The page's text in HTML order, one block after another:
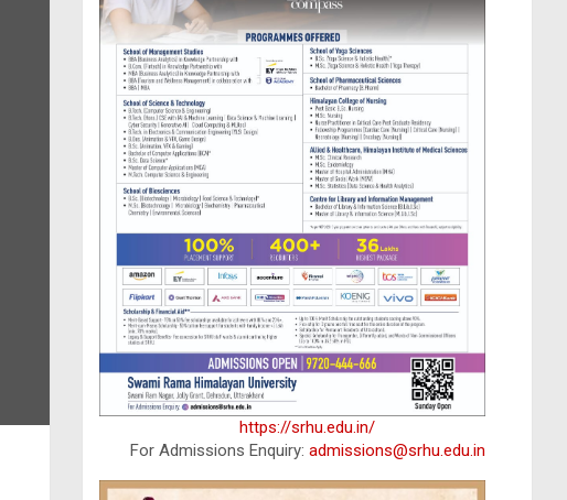
https://srhu.edu.in/
For Admissions Enquiry: admissions@srhu.edu.in